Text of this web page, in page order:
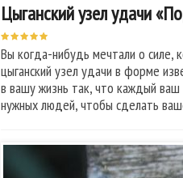
Цыганский узел удачи
Вы когда-нибудь мечтали о силе,
цыганский узел удачи в форме
в вашу жизнь так, что каждый ваш
нужных людей, чтобы сделать